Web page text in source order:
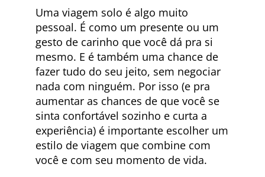
Uma viagem solo é algo muito
pessoal. É como um presente ou um
gesto de carinho que você dá pra si
mesmo. E é também uma chance de
fazer tudo do seu jeito, sem negociar
nada com ninguém. Por isso (e pra
aumentar as chances de que você se
sinta confortável sozinho e curta a
experiência) é importante escolher um
estilo de viagem que combine com
você e com seu momento de vida.